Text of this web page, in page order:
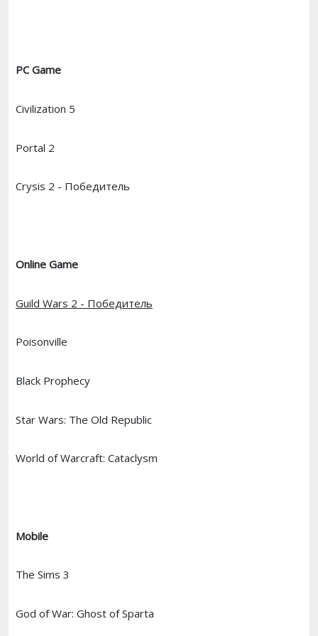
PC Game
Civilization 5
Portal 2
Crysis 2 - Победитель
Online Game
Guild Wars 2 - Победитель
Poisonville
Black Prophecy
Star Wars: The Old Republic
World of Warcraft: Cataclysm
Mobile
The Sims 3
God of War: Ghost of Sparta